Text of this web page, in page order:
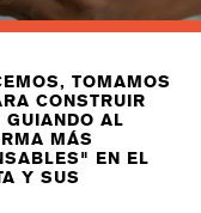
TOMAMOS
CONSTRUIR
GUIANDO AL
MÁS
EN EL
Y SUS